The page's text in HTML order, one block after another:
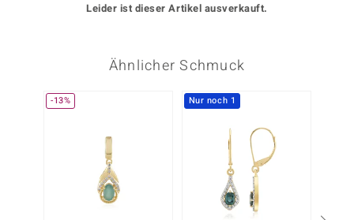
Leider ist dieser Artikel ausverkauft.
Ähnlicher Schmuck
-13% Nur noch 1